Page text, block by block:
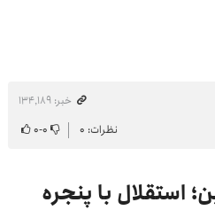
خبر: ۱۳۴٬۱۸۹
نظرات: ۰ ۰-۰
استقلال با پنجره